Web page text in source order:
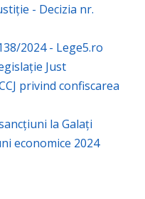
- Decizia nr.
2024 - Lege5.ro
Just
privind confiscarea
la Galați
economice 2024